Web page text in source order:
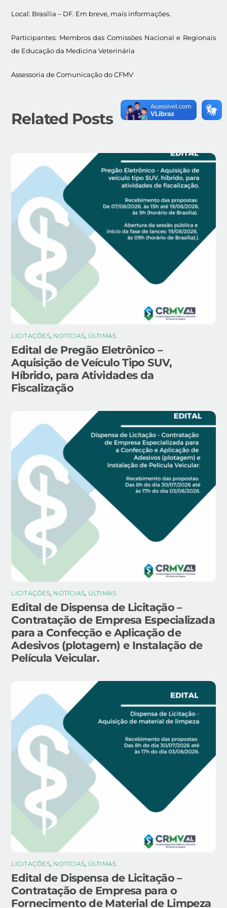
Local: Brasília – DF. Em breve, mais informações.
Participantes: Membros das Comissões Nacional e Regionais
de Educação da Medicina Veterinária
Assessoria de Comunicação do CFMV
Related Posts
LICITAÇÕES, NOTÍCIAS, ÚLTIMAS
Edital de Pregão Eletrônico –
Aquisição de Veículo Tipo SUV,
Híbrido, para Atividades da
Fiscalização
LICITAÇÕES, NOTÍCIAS, ÚLTIMAS
Edital de Dispensa de Licitação –
Contratação de Empresa Especializada
para a Confecção e Aplicação de
Adesivos (plotagem) e Instalação de
Película Veicular.
LICITAÇÕES, NOTÍCIAS, ÚLTIMAS
Edital de Dispensa de Licitação –
Contratação de Empresa para o
Fornecimento de Material de Limpeza